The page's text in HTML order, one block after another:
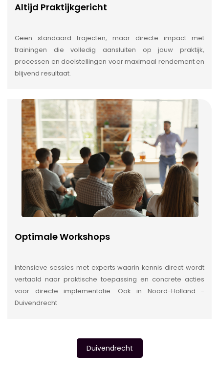
Altijd Praktijkgericht
Geen standaard trajecten, maar directe impact met
trainingen die volledig aansluiten op jouw praktijk,
processen en doelstellingen voor maximaal rendement en
blijvend resultaat.
Optimale Workshops
Intensieve sessies met experts waarin kennis direct wordt
vertaald naar praktische toepassing en concrete acties
voor directe implementatie. Ook in Noord-Holland -
Duivendrecht
Duivendrecht